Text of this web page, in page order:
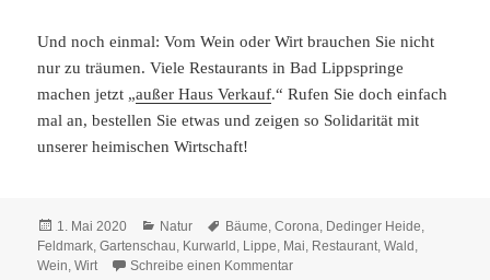
Und noch einmal: Vom Wein oder Wirt brauchen Sie nicht
nur zu träumen. Viele Restaurants in Bad Lippspringe
machen jetzt „außer Haus Verkauf.“ Rufen Sie doch einfach
mal an, bestellen Sie etwas und zeigen so Solidarität mit
unserer heimischen Wirtschaft!
Veröffentlicht
am
1. Mai 2020 Kategorien
Natur Schlagwörter
Bäume,Corona, Dedinger Heide,
Feldmark,Gartenschau, Kurwarld, Lippe, Mai, Restaurant,Wald,
Wein,Wirt Schreibe einen Kommentarzu Der Mai ist gekommen